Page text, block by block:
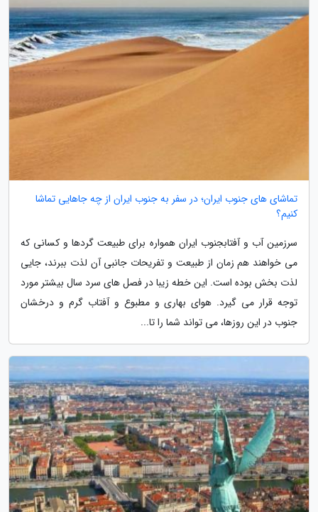
تماشای های جنوب ایران؛ در سفر به جنوب ایران از چه جاهایی تماشا
کنیم؟
سرزمین آب و آفتابجنوب ایران همواره برای طبیعت گردها و کسانی که
می خواهند هم زمان از طبیعت و تفریحات جانبی آن لذت ببرند، جایی
لذت بخش بوده است. این خطه زیبا در فصل های سرد سال بیشتر مورد
توجه قرار می گیرد. هوای بهاری و مطبوع و آفتاب گرم و درخشان
جنوب در این روزها، می تواند شما را تا...